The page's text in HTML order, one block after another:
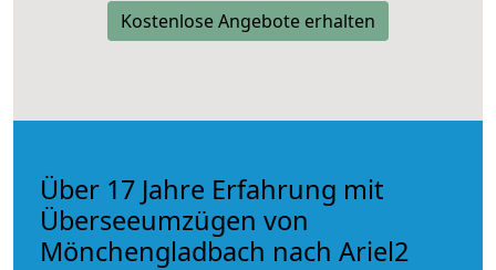
Kostenlose Angebote erhalten
Über 17 Jahre Erfahrung mit
Überseeumzügen von
Mönchengladbach nach Ariel2